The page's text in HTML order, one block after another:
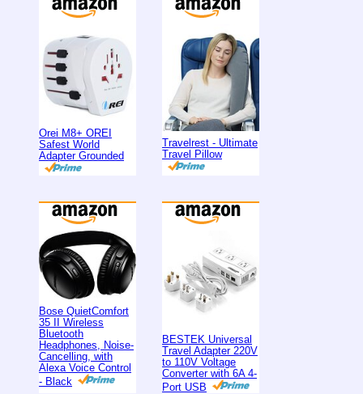
Orei M8+ OREI
Safest World
Adapter Grounded
Travelrest - Ultimate
Travel Pillow
Bose QuietComfort
35 II Wireless
Bluetooth
Headphones, Noise-
Cancelling, with
Alexa Voice Control
- Black
BESTEK Universal
Travel Adapter 220V
to 110V Voltage
Converter with 6A 4-
Port USB